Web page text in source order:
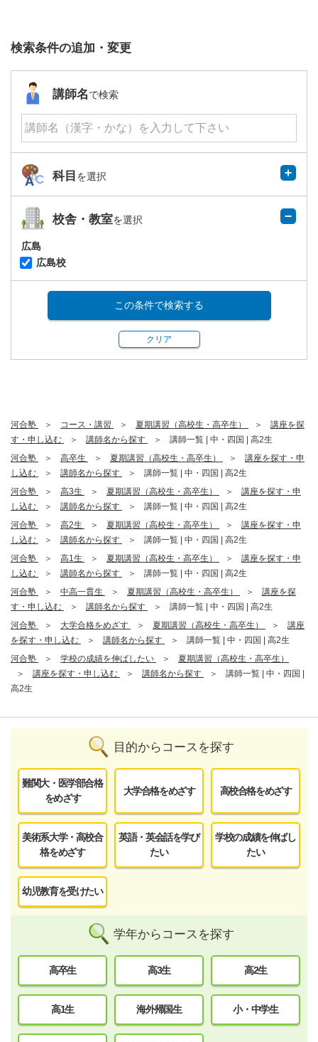
検索条件の追加・変更
講師名で検索
科目 を選択
校舎・教室を選択
広島
広島校
この条件で検索する
クリア
河合塾 コース・講習 夏期講習（高校生・高卒生）
講座を探
す・申し込む
講師名から探す
講師一覧 | 中・四国 | 高2生
河合塾
高卒生 夏期講習（高校生・高卒生）
講座を探す・申
し込む
講師名から探す
講師一覧 | 中・四国 | 高2生
河合塾
高3生 夏期講習（高校生・高卒生）
講座を探す・申
し込む
講師名から探す
講師一覧 | 中・四国 | 高2生
河合塾
高2生 夏期講習（高校生・高卒生）
講座を探す・申
し込む
講師名から探す
講師一覧 | 中・四国 | 高2生
河合塾
高1生 夏期講習（高校生・高卒生）
講座を探す・申
し込む
講師名から探す
講師一覧 | 中・四国 | 高2生
河合塾
中高一貫生 夏期講習（高校生・高卒生）
講座を探
す・申し込む
講師名から探す
講師一覧 | 中・四国 | 高2生
河合塾
大学合格をめざす 夏期講習（高校生・高卒生）
講座
を探す・申し込む
講師名から探す
講師一覧 | 中・四国 | 高2生
河合塾
学校の成績を伸ばしたい
夏期講習（高校生・高卒生）
講座を探す・申し込む
講師名から探す
講師一覧 | 中・四国 |
高2生
目的からコースを探す
難関大・医学部合格
をめざす
大学合格をめざす 高校合格をめざす
美術系大学・高校合
格をめざす
英語・英会話を学び
たい
学校の成績を伸ばし
たい
幼児教育を受けたい
学年からコースを探す
高卒生 高3生 高2生
高1生 海外帰国生 小・中学生